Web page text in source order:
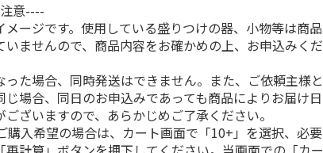
意----
ージです。使用している盛りつけの器、小物等は商品
いませんので、商品内容をお確かめの上、お申込みくだ
た場合、同時発送はできません。また、ご依頼主様と
じ場合、同日のお申込みであっても商品によりお届け日
ざいますので、あらかじめご了承ください。
入希望の場合は、カート画面で「10+」を選択、必要